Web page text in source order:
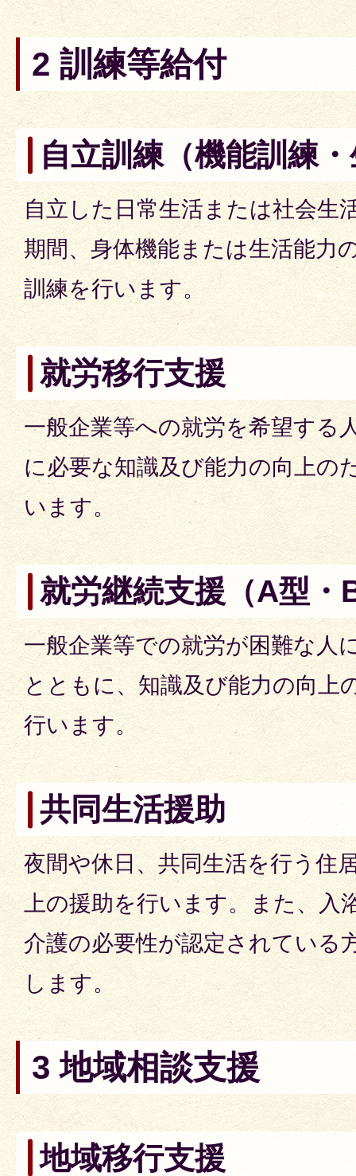
2 訓練等給付
自立訓練（機能訓練
自立した日常生活または社会生
期間、身体機能または生活能力
訓練を行います。
就労移行支援
一般企業等への就労を希望する
に必要な知識及び能力の向上の
います。
就労継続支援（A型・
一般企業等での就労が困難な人
とともに、知識及び能力の向上
行います。
共同生活援助
夜間や休日、共同生活を行う住
上の援助を行います。また、入
介護の必要性が認定されている
します。
3 地域相談支援
地域移行支援